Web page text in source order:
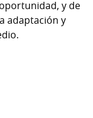
y de
adaptación y